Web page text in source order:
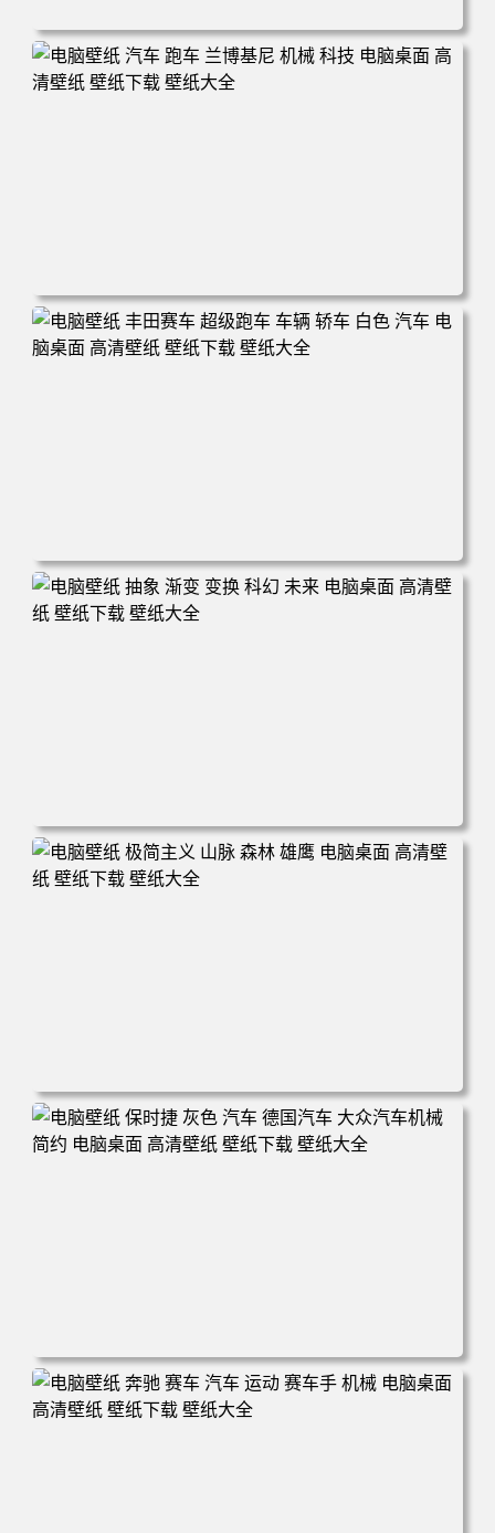
电脑壁纸 机甲 科幻 机械 战斗 游戏 电脑桌面 高清壁纸 壁纸
下载 壁纸大全
电脑壁纸 汽车 跑车 兰博基尼 机械 科技 电脑桌面 高清壁纸
壁纸下载 壁纸大全
电脑壁纸 丰田赛车 超级跑车 车辆 轿车 白色 汽车 电脑桌面
高清壁纸 壁纸下载 壁纸大全
电脑壁纸 抽象 渐变 变换 科幻 未来 电脑桌面 高清壁纸 壁纸
下载 壁纸大全
电脑壁纸 极简主义 山脉 森林 雄鹰 电脑桌面 高清壁纸 壁纸
下载 壁纸大全
电脑壁纸 保时捷 灰色 汽车 德国汽车 大众汽车机械 简约 电
脑桌面 高清壁纸 壁纸下载 壁纸大全